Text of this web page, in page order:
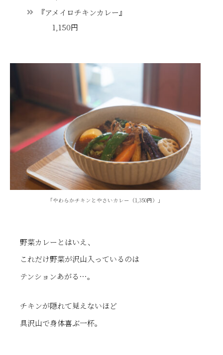
『アメイロチキンカレー』
1,150円
「やわらかチキンとやさいカレー（1,350円）」
野菜カレーとはいえ、
これだけ野菜が沢山入っているのは
テンションあがる…。
チキンが隠れて見えないほど
具沢山で身体喜ぶ一杯。